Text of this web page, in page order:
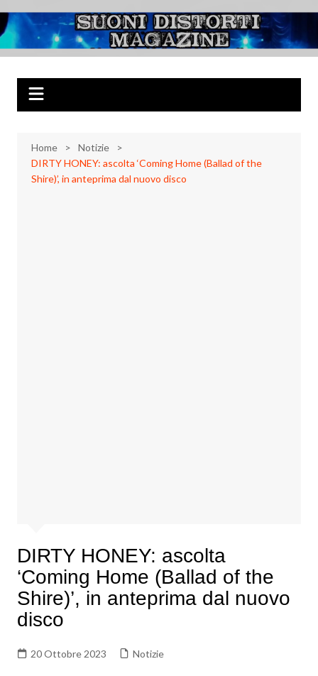
al
contenuto
Suoni Distorti
Magazine
Musica Rock, Metal, Punk e varie sonorità alternative
Home
Notizie
DIRTY HONEY: ascolta ‘Coming Home (Ballad of the
Shire)’, in anteprima dal nuovo disco
DIRTY HONEY: ascolta
‘Coming Home (Ballad of the
Shire)’, in anteprima dal nuovo
disco
20 Ottobre 2023 Notizie